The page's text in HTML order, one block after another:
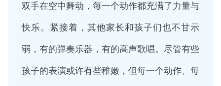
双手在空中舞动，每一个动作都充满了力量与
快乐。紧接着，其他家长和孩子们也不甘示
弱，有的弹奏乐器，有的高声歌唱。尽管有些
孩子的表演或许有些稚嫩，但每一个动作、每